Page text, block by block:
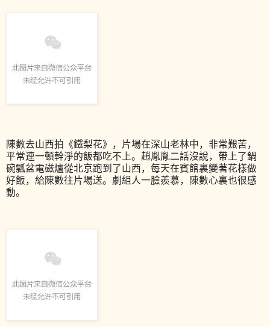
陳數去山西拍《鐵梨花》，片場在深山老林中，非常艱苦，
平常連一頓幹淨的飯都吃不上。趙胤胤二話沒說，帶上了鍋
碗瓢盆電磁爐從北京跑到了山西，每天在賓館裏變著花樣做
好飯，給陳數往片場送。劇組人一臉羨慕，陳數心裏也很感
動。